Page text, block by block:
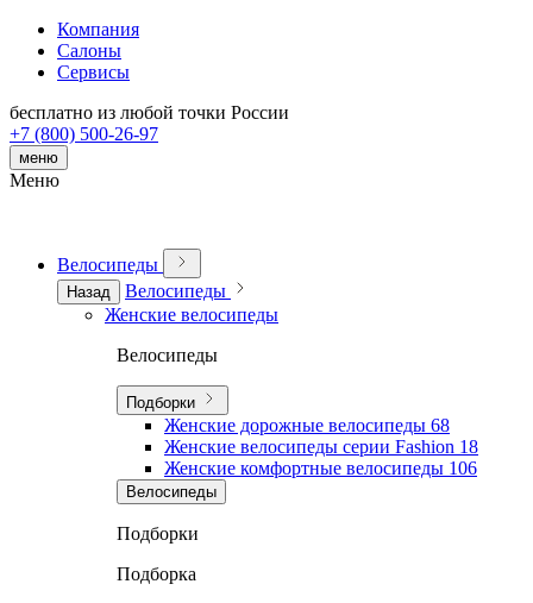
Компания
Салоны
Сервисы
бесплатно из любой точки России
+7 (800) 500-26-97
меню
Меню
Велосипеды
Назад
Велосипеды
Женские велосипеды
Велосипеды
Подборки
Женские дорожные велосипеды 68
Женские велосипеды серии Fashion 18
Женские комфортные велосипеды 106
Велосипеды
Подборки
Подборка